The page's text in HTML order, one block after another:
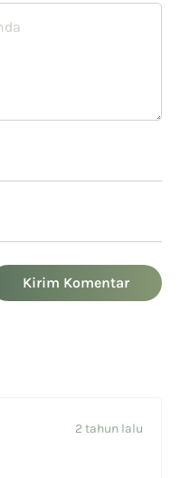
Kirim Komentar
2 tahun lalu